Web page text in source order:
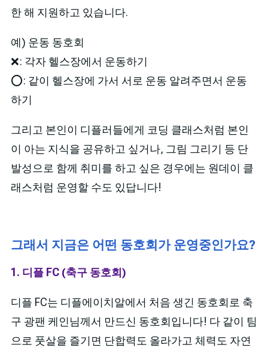
한 해 지원하고 있습니다.
예) 운동 동호회
❌: 각자 헬스장에서 운동하기
⭕️: 같이 헬스장에 가서 서로 운동 알려주면서 운동
하기
그리고 본인이 디플러들에게 코딩 클래스처럼 본인
이 아는 지식을 공유하고 싶거나, 그림 그리기 등 단
발성으로 함께 취미를 하고 싶은 경우에는 원데이 클
래스처럼 운영할 수도 있답니다!
그래서 지금은 어떤 동호회가 운영중인가요?
1. 디플 FC (축구 동호회)
디플 FC는 디플에이치알에서 처음 생긴 동호회로 축
구 광팬 케인님께서 만드신 동호회입니다! 다 같이 팀
으로 풋살을 즐기면 단합력도 올라가고 체력도 자연